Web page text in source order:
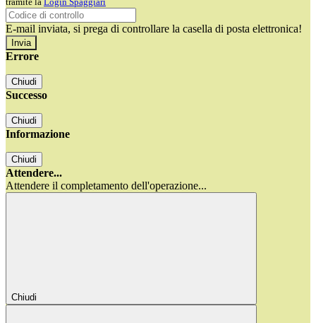
E-mail inviata, si prega di controllare la casella di posta elettronica!
Errore
Chiudi
Successo
Chiudi
Informazione
Chiudi
Attendere...
Attendere il completamento dell'operazione...
Chiudi